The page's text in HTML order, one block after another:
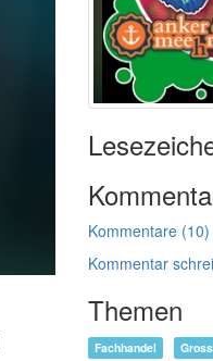
Kommentare (10)
Kommentar
Themen
Fachhandel